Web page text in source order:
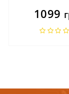
1099